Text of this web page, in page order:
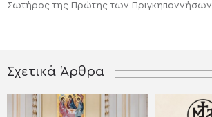
Σωτήρος της Πρώτης των Πριγκηποννήσων
Σχετικά Άρθρα